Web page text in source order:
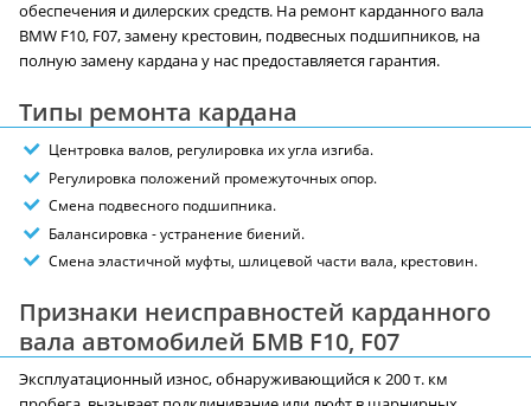
обеспечения и дилерских средств. На ремонт карданного вала
BMW F10, F07, замену крестовин, подвесных подшипников, на
полную замену кардана у нас предоставляется гарантия.
Типы ремонта кардана
Центровка валов, регулировка их угла изгиба.
Регулировка положений промежуточных опор.
Смена подвесного подшипника.
Балансировка - устранение биений.
Смена эластичной муфты, шлицевой части вала, крестовин.
Признаки неисправностей карданного
вала автомобилей БМВ F10, F07
Эксплуатационный износ, обнаруживающийся к 200 т. км